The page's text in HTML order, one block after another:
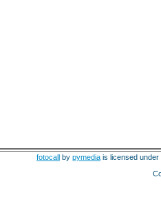
fotocall by pymedia is licensed under